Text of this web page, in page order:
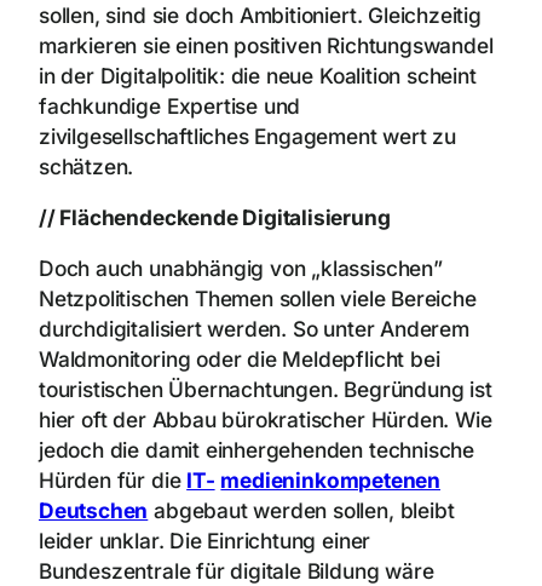
sollen, sind sie doch Ambitioniert. Gleichzeitig
markieren sie einen positiven Richtungswandel
in der Digitalpolitik: die neue Koalition scheint
fachkundige Expertise und
zivilgesellschaftliches Engagement wert zu
schätzen.
// Flächendeckende Digitalisierung
Doch auch unabhängig von „klassischen”
Netzpolitischen Themen sollen viele Bereiche
durchdigitalisiert werden. So unter Anderem
Waldmonitoring oder die Meldepflicht bei
touristischen Übernachtungen. Begründung ist
hier oft der Abbau bürokratischer Hürden. Wie
jedoch die damit einhergehenden technische
Hürden für die IT- medieninkompetenen
Deutschen abgebaut werden sollen, bleibt
leider unklar. Die Einrichtung einer
Bundeszentrale für digitale Bildung wäre